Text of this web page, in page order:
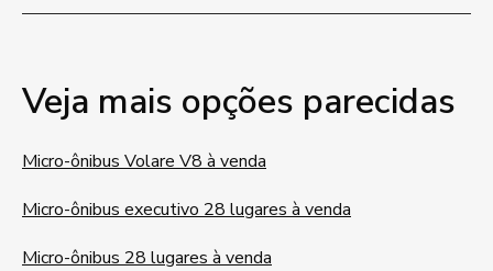
Veja mais opções parecidas
Micro-ônibus Volare V8 à venda
Micro-ônibus executivo 28 lugares à venda
Micro-ônibus 28 lugares à venda